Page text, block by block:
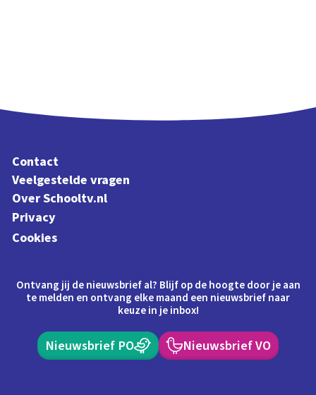
Contact
Veelgestelde vragen
Over Schooltv.nl
Privacy
Cookies
Ontvang jij de nieuwsbrief al? Blijf op de hoogte door je aan
te melden en ontvang elke maand een nieuwsbrief naar
keuze in je inbox!
Nieuwsbrief PO Nieuwsbrief VO